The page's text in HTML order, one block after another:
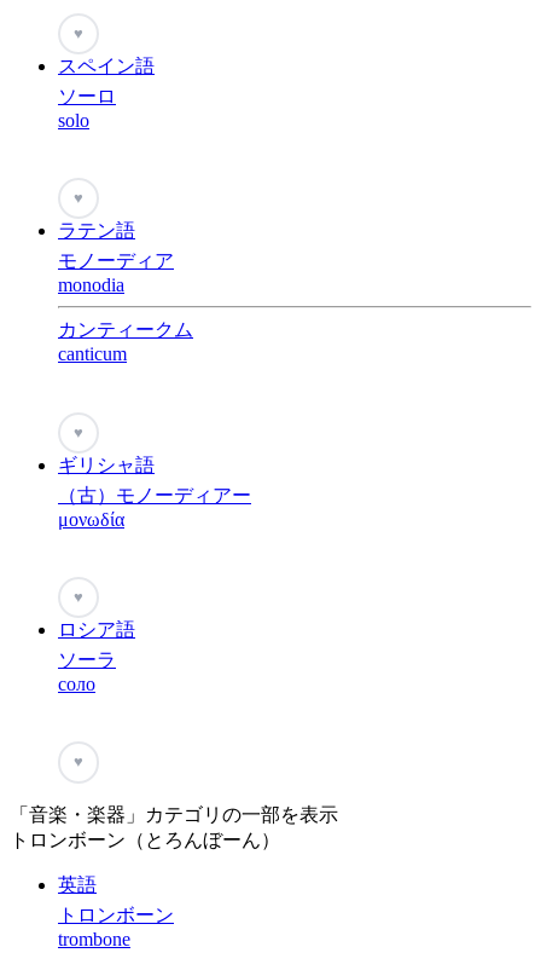
♥
スペイン語
ソーロ
solo
♥
ラテン語
モノーディア
monodia
カンティークム
canticum
♥
ギリシャ語
（古）モノーディアー
μονωδία
♥
ロシア語
ソーラ
соло
♥
「音楽・楽器」カテゴリの一部を表示
トロンボーン（とろんぼーん）
英語
トロンボーン
trombone